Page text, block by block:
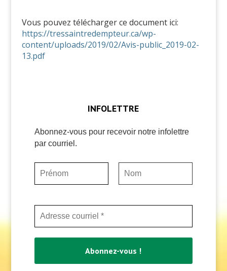
Vous pouvez télécharger ce document ici:
https://tressaintredempteur.ca/wp-
content/uploads/2019/02/Avis-public_2019-02-
13.pdf
INFOLETTRE
Abonnez-vous pour recevoir notre infolettre
par courriel.